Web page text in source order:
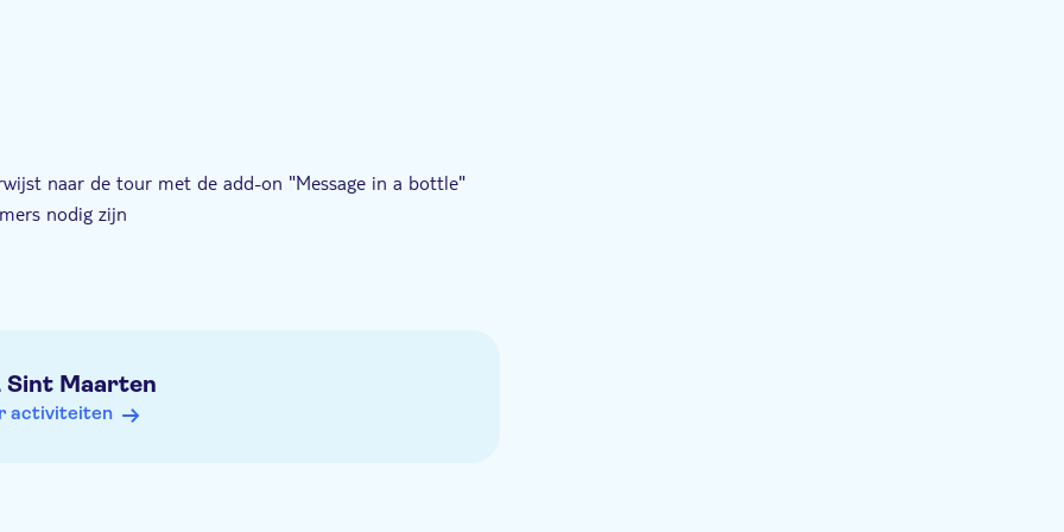
naar de tour met de add-on "Message in a bottle"
nodig zijn
Maarten
activiteiten